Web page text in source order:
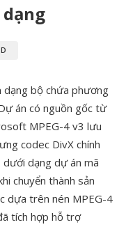
dạng
dạng bộ chứa phương
án có nguồn gốc từ
MPEG-4 v3 lưu
codec DivX chính
dạng dự án mã
chuyển thành sản
dựa trên nén MPEG-4
tích hợp hỗ trợ